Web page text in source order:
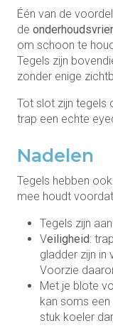
Één van de
de
om schoon te
Tegels zijn
zonder enige
Tot slot zijn tegels
trap een echte
Nadelen
Tegels hebben
mee houdt
Tegels zijn
Veiligheid:
gladder zijn in
Voorzie
Met je blote
kan soms een
stuk koeler